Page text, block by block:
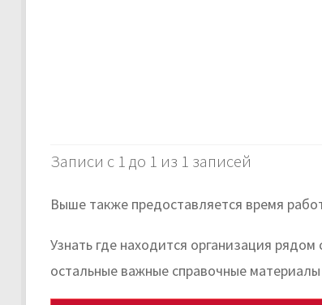
Записи с 1 до 1 из 1 записей
Выше также предоставляется время
Узнать где находится организация
остальные важные справочные